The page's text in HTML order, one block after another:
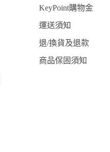
KeyPoint購物金
運送須知
退/換貨及退款
商品保固須知